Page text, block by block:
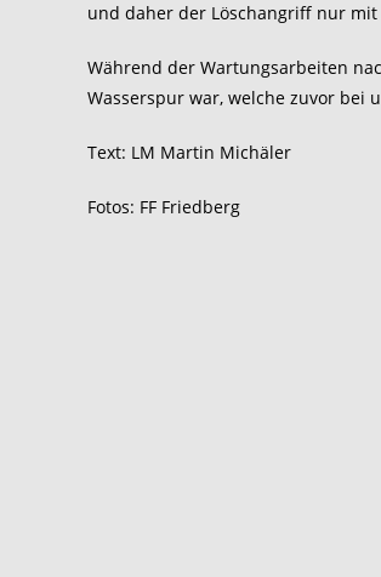
und daher der Löschangriff nur
Während der Wartungsarbeiten
Wasserspur war, welche zuvor
Text: LM Martin Michäler
Fotos: FF Friedberg